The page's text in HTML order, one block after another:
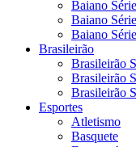
Baiano
Baiano
Baiano
Brasileirão
Brasileirão
Brasileirão
Brasileirão
Esportes
Atletismo
Basquete